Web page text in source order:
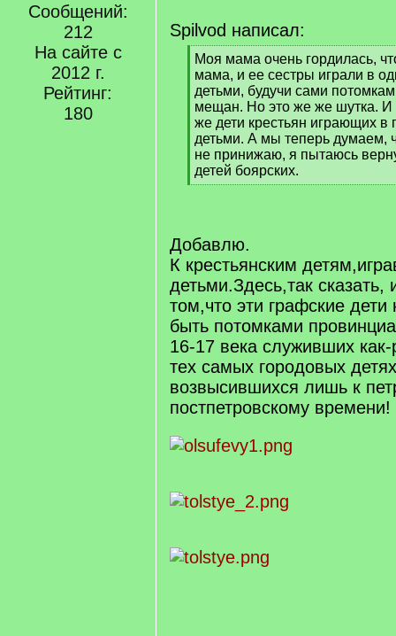
Сообщений:
212
На сайте с
2012 г.
Рейтинг:
180
Spilvod написал:
[
q
]
Моя мама очень гордилась,
мама, и ее сестры играли в
детьми, будучи сами
мещан. Но это же же шутка. И
же дети крестьян играющих в
детьми. А мы теперь думаем,
не принижаю, я пытаюсь
детей боярских.
[
]
Добавлю.
К крестьянским
детьми.Здесь,так сказать,
том,что эти графские дети
быть потомками
16-17 века служивших
тех самых городовых
возвысившихся лишь к
постпетровскому времени!